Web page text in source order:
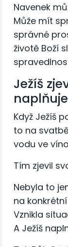
Navenek
Může mít
správné
životě Boží
Ježíš
Když Ježíš
to na
vodu ve
Tím zjevil
Nebyla to
na
Vznikla
A Ježíš